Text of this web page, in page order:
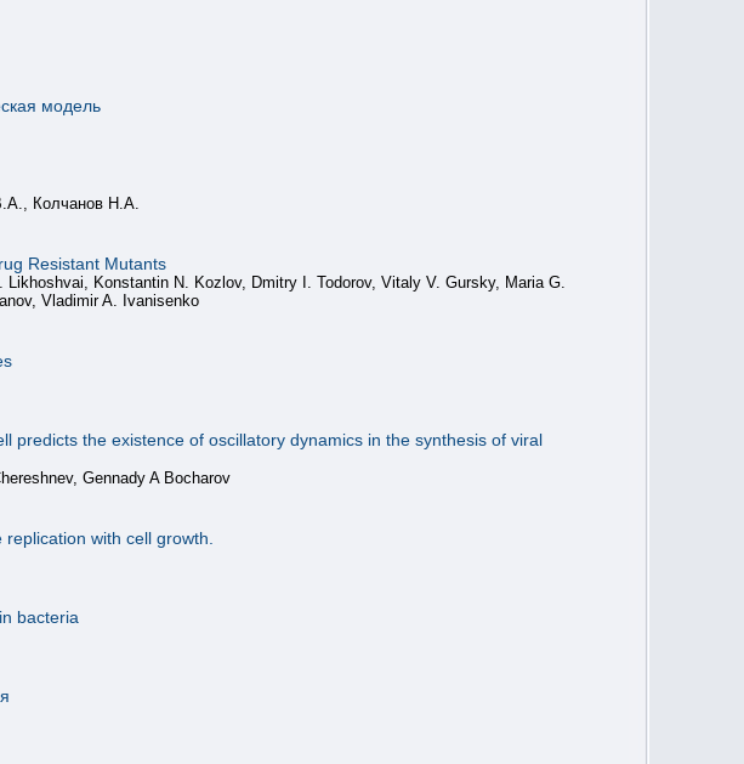
модель
Колчанов Н.А.
Resistant Mutants
Konstantin N. Kozlov, Dmitry I. Todorov, Vitaly V. Gursky, Maria G.
Vladimir A. Ivanisenko
predicts the existence of oscillatory dynamics in the synthesis of viral
Gennady A Bocharov
with cell growth.
bacteria